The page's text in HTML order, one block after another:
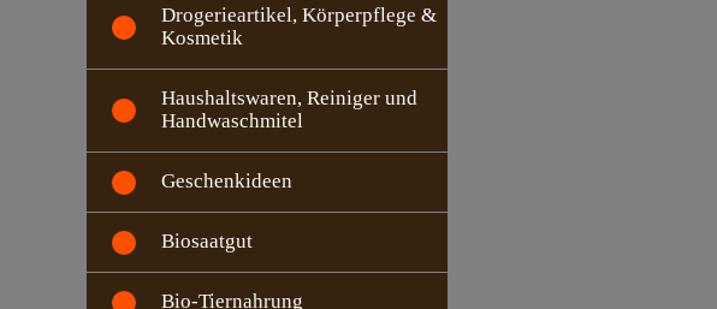
Drogerieartikel, Körperpflege &
Kosmetik
Haushaltswaren, Reiniger und
Handwaschmitel
Geschenkideen
Biosaatgut
Bio-Tiernahrung